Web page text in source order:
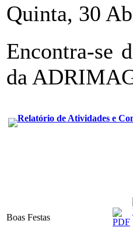
Quinta, 30
Encontra-se
da
Relatório de Atividades e
Boas Festas